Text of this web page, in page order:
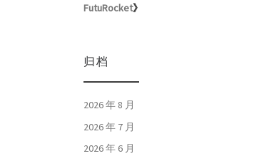
FutuRocket》
归档
2026 年 8 月
2026 年 7 月
2026 年 6 月